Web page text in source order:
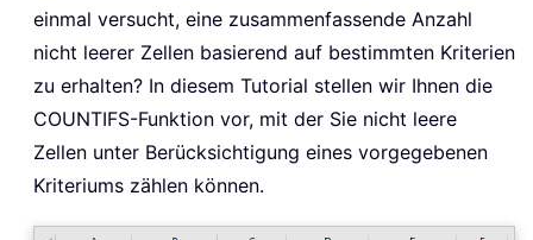
einmal versucht, eine zusammenfassende Anzahl
nicht leerer Zellen basierend auf bestimmten Kriterien
zu erhalten? In diesem Tutorial stellen wir Ihnen die
COUNTIFS-Funktion vor, mit der Sie nicht leere
Zellen unter Berücksichtigung eines vorgegebenen
Kriteriums zählen können.